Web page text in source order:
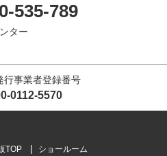
535-789
ター
行事業者登録番号
0112-5570
TOP ショールーム